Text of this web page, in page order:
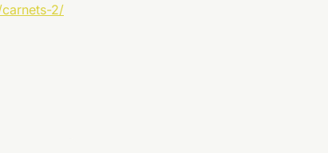
2/